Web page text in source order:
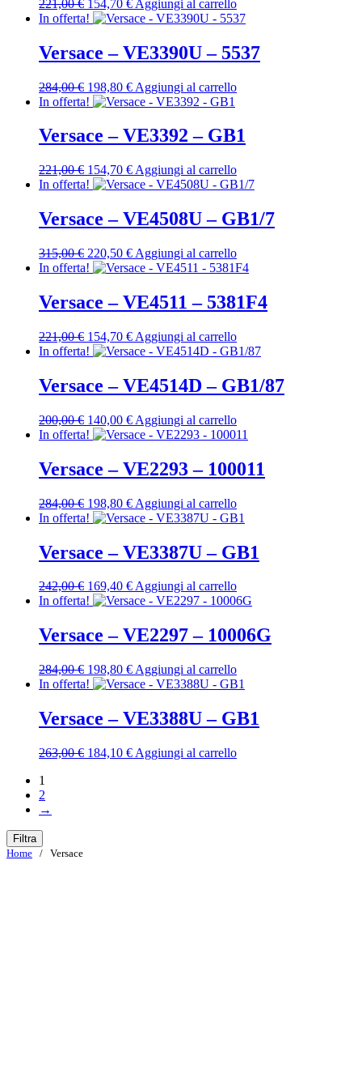
221,00€
prezzo
221,00 €.
154,70 €
prezzo
è:
154,70 €.
Aggiungi al carrello
In offerta!
Versace – VE3390U – 5537
284,00€ Il
prezzo
era:
284,00 €.
198,80 €Il
prezzo
è:
198,80 €.
Aggiungi al carrello
In offerta!
Versace – VE3392 – GB1
221,00€ Il
prezzo
221,00 €.
154,70 €Il
prezzo
è:
154,70 €.
Aggiungi al carrello
In offerta!
Versace – VE4508U – GB1/7
315,00€ Il
prezzo
315,00 €.
220,50 €Il
prezzo
è:
220,50 €.
Aggiungi al carrello
In offerta!
Versace – VE4511 – 5381F4
221,00€ Il
prezzo
221,00 €.
154,70 €Il
prezzo
è:
154,70 €.
Aggiungi al carrello
In offerta!
Versace – VE4514D – GB1/87
200,00€ Il
prezzo
200,00 €.
140,00 €Il
prezzo
è:
140,00 €.
Aggiungi al carrello
In offerta!
Versace – VE2293 – 100011
284,00€ Il
prezzo
284,00 €.
198,80 €Il
prezzo
è:
198,80 €.
Aggiungi al carrello
In offerta!
Versace – VE3387U – GB1
242,00€ Il
prezzo
era:
242,00 €.
169,40 €Il
prezzo
è:
169,40 €.
Aggiungi al carrello
In offerta!
Versace – VE2297 – 10006G
284,00€ Il
prezzo
284,00 €.
198,80 €Il
prezzo
è:
198,80 €.
Aggiungi al carrello
In offerta!
Versace – VE3388U – GB1
263,00€ Il184,10 €IlAggiungi al carrello
1
2
→
Filtra
Home / Versace